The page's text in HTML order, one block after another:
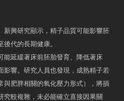
新興研究顯示，精子品質可能影響胚
代的長期健康。
能延緩著床前胚胎發育、降低著床
影響。研究人員也發現，成熟精子若
與肥胖相關的氧化壓力形式），將損
究較複雜，未必能確立直接因果關